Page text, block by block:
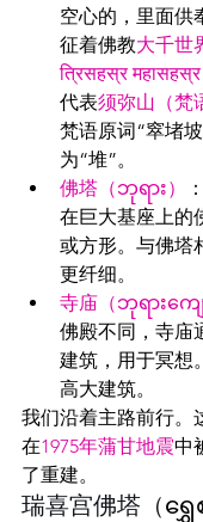
空心的，里面供
征着佛教大千世
त्रिसहस्र महासहस्र
代表须弥山（梵
梵语原词“窣堵
为“堆”。
佛塔（ဘုရား）
在巨大基座上的
或方形。与佛塔
更纤细。
寺庙（ဘုရားကျေ
佛殿不同，寺庙
建筑，用于冥想
高大建筑。
我们沿着主路前行。
在1975年蒲甘地震中
了重建。
瑞喜宫佛塔（ရွှ